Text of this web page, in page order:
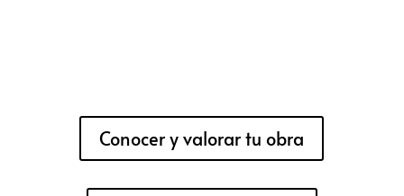
Conocer y valorar tu obra